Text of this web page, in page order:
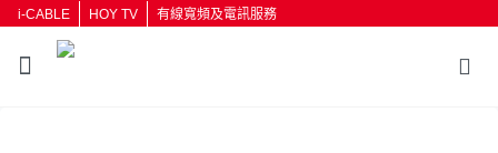
i-CABLE HOY TV 有線寬頻及電訊服務